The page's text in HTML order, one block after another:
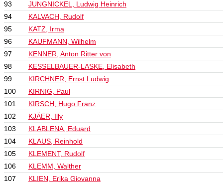
93
JUNGNICKEL, Ludwig Heinrich
94
KALVACH, Rudolf
95
KATZ, Irma
96
KAUFMANN, Wilhelm
97
KENNER, Anton Ritter von
98
KESSELBAUER-LASKE, Elisabeth
99
KIRCHNER, Ernst Ludwig
100
KIRNIG, Paul
101
KIRSCH, Hugo Franz
102
KJÄER, Illy
103
KLABLENA, Eduard
104
KLAUS, Reinhold
105
KLEMENT, Rudolf
106
KLEMM, Walther
107
KLIEN, Erika Giovanna